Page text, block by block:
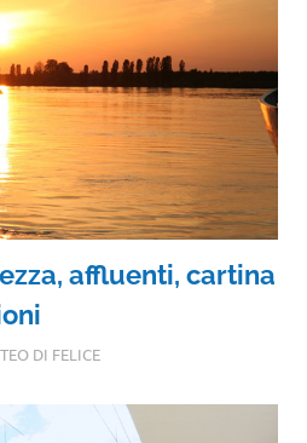
affluenti, cartina
DI FELICE